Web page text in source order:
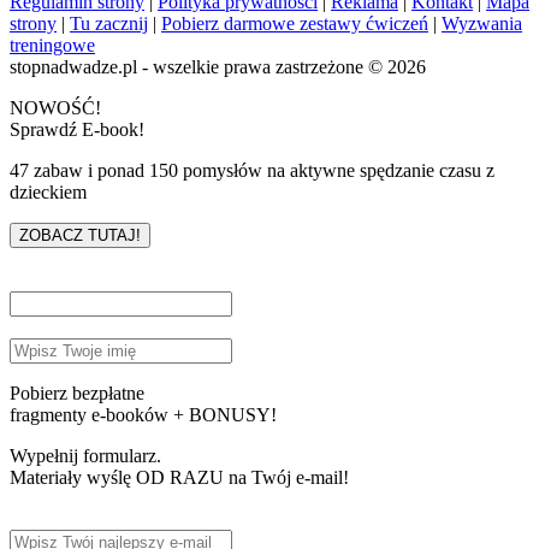
strony | Tu zacznij | Pobierz darmowe zestawy ćwiczeń | Wyzwania
treningowe
stopnadwadze.pl - wszelkie prawa zastrzeżone © 2026
NOWOŚĆ!
Sprawdź E-book!
47 zabaw i ponad 150 pomysłów na aktywne spędzanie czasu z
dzieckiem
ZOBACZ TUTAJ!
Pobierz bezpłatne
fragmenty e-booków + BONUSY!
Wypełnij formularz.
Materiały wyślę OD RAZU na Twój e-mail!